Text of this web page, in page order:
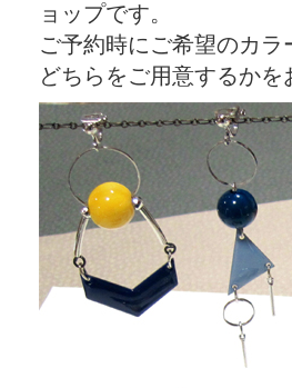
ョップです。
ご予約時にご希望のカ
どちらをご用意するかを